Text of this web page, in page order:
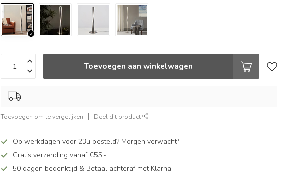
Toevoegen aan winkelwagen
Toevoegen om te vergelijken Deel dit product
Op werkdagen voor 23u besteld? Morgen verwacht*
Gratis verzending vanaf €55,-
50 dagen bedenktijd & Betaal achteraf met Klarna